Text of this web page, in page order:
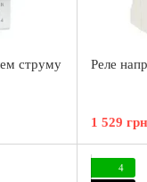
струму
Реле
1 529 грн
4